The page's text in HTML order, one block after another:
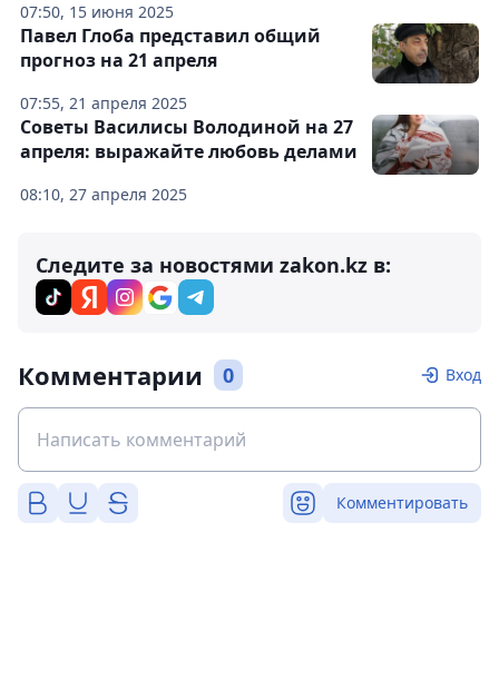
07:50, 15 июня 2025
07:55, 21 апреля 2025
Павел Глоба представил общий
прогноз на 21 апреля
08:10, 27 апреля 2025
Советы Василисы Володиной на 27
апреля: выражайте любовь делами
Следите за новостями zakon.kz в:
Комментарии 0 Вход
Комментировать